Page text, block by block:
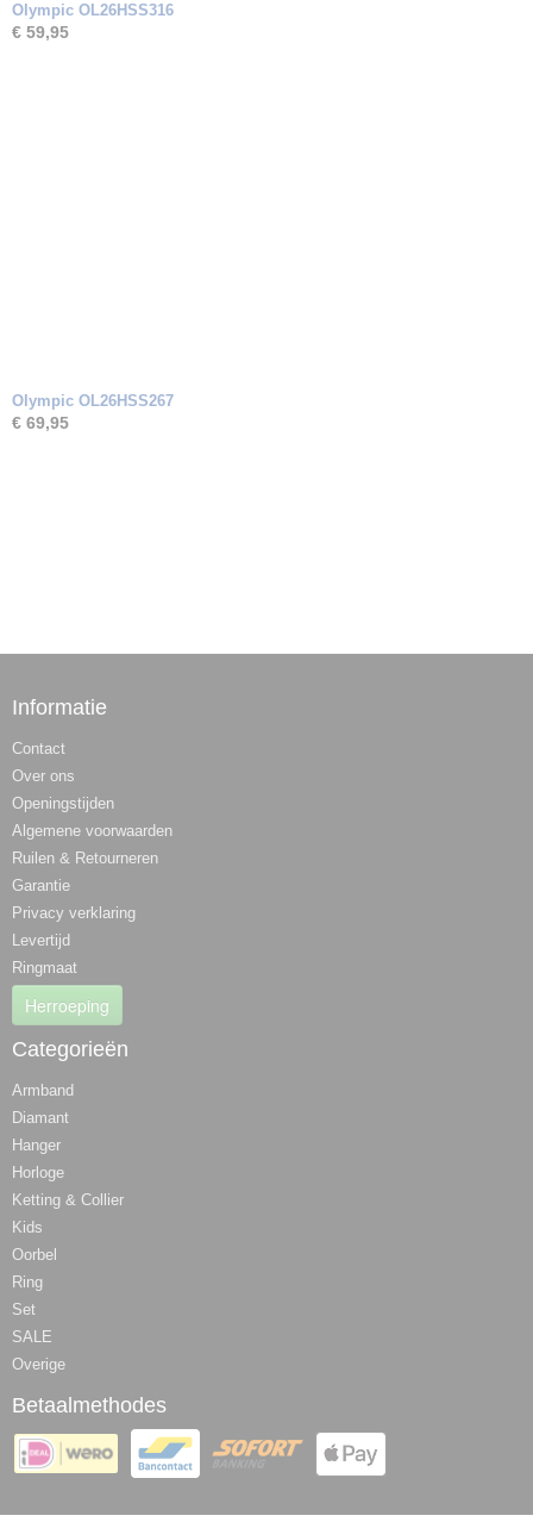
Olympic OL26HSS316
€ 59,95
Olympic OL26HSS267
€ 69,95
Informatie
Contact
Over ons
Openingstijden
Algemene voorwaarden
Ruilen & Retourneren
Garantie
Privacy verklaring
Levertijd
Ringmaat
Herroeping
Categorieën
Armband
Diamant
Hanger
Horloge
Ketting & Collier
Kids
Oorbel
Ring
Set
SALE
Overige
Betaalmethodes